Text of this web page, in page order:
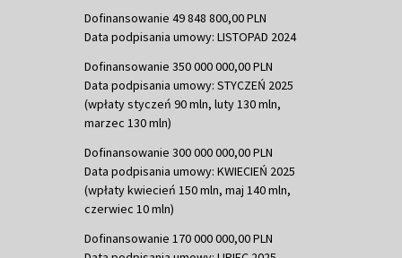
Dofinansowanie 49 848 800,00 PLN
Data podpisania umowy: LISTOPAD 2024
Dofinansowanie 350 000 000,00 PLN
Data podpisania umowy: STYCZEŃ 2025
(wpłaty styczeń 90 mln, luty 130 mln,
marzec 130 mln)
Dofinansowanie 300 000 000,00 PLN
Data podpisania umowy: KWIECIEŃ 2025
(wpłaty kwiecień 150 mln, maj 140 mln,
czerwiec 10 mln)
Dofinansowanie 170 000 000,00 PLN